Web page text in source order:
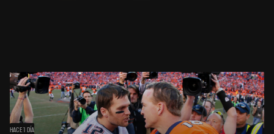
HACE 1 DÍA